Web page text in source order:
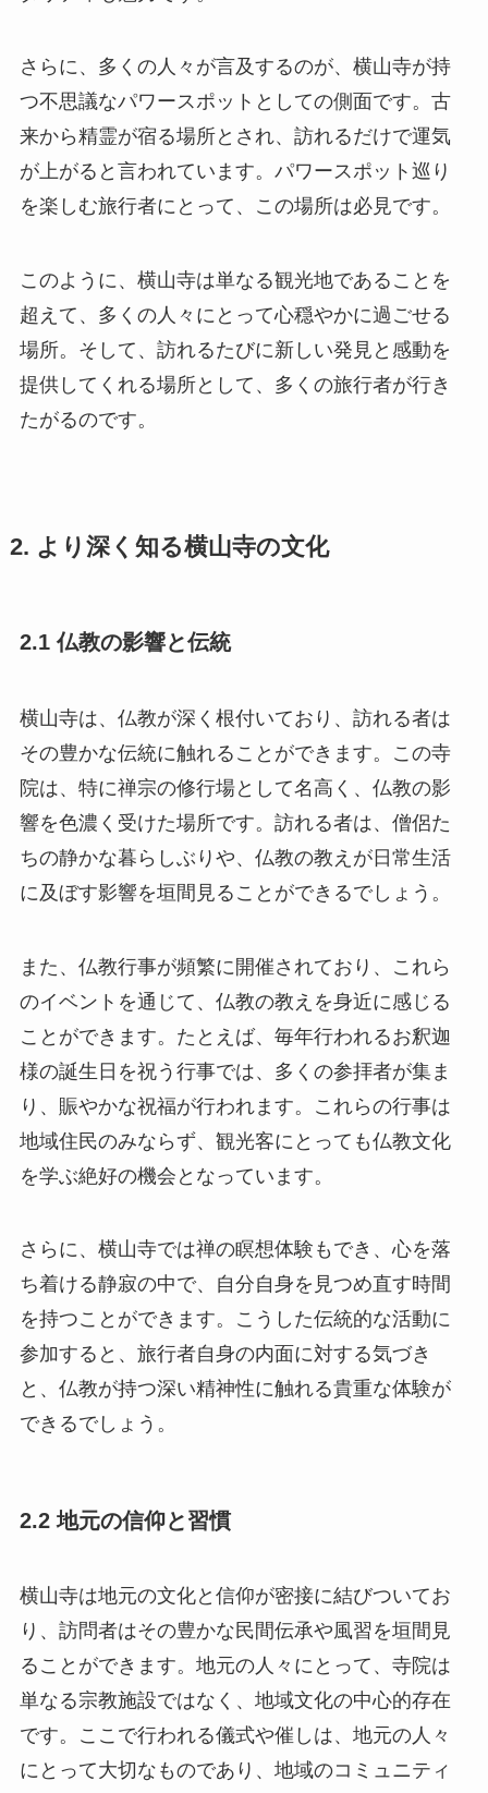
さらに、多くの人々が言及するのが、横山寺が持
つ不思議なパワースポットとしての側面です。古
来から精霊が宿る場所とされ、訪れるだけで運気
が上がると言われています。パワースポット巡り
を楽しむ旅行者にとって、この場所は必見です。
このように、横山寺は単なる観光地であることを
超えて、多くの人々にとって心穏やかに過ごせる
場所。そして、訪れるたびに新しい発見と感動を
提供してくれる場所として、多くの旅行者が行き
たがるのです。
2. より深く知る横山寺の文化
2.1 仏教の影響と伝統
横山寺は、仏教が深く根付いており、訪れる者は
その豊かな伝統に触れることができます。この寺
院は、特に禅宗の修行場として名高く、仏教の影
響を色濃く受けた場所です。訪れる者は、僧侶た
ちの静かな暮らしぶりや、仏教の教えが日常生活
に及ぼす影響を垣間見ることができるでしょう。
また、仏教行事が頻繁に開催されており、これら
のイベントを通じて、仏教の教えを身近に感じる
ことができます。たとえば、毎年行われるお釈迦
様の誕生日を祝う行事では、多くの参拝者が集ま
り、賑やかな祝福が行われます。これらの行事は
地域住民のみならず、観光客にとっても仏教文化
を学ぶ絶好の機会となっています。
さらに、横山寺では禅の瞑想体験もでき、心を落
ち着ける静寂の中で、自分自身を見つめ直す時間
を持つことができます。こうした伝統的な活動に
参加すると、旅行者自身の内面に対する気づき
と、仏教が持つ深い精神性に触れる貴重な体験が
できるでしょう。
2.2 地元の信仰と習慣
横山寺は地元の文化と信仰が密接に結びついてお
り、訪問者はその豊かな民間伝承や風習を垣間見
ることができます。地元の人々にとって、寺院は
単なる宗教施設ではなく、地域文化の中心的存在
です。ここで行われる儀式や催しは、地元の人々
にとって大切なものであり、地域のコミュニティ